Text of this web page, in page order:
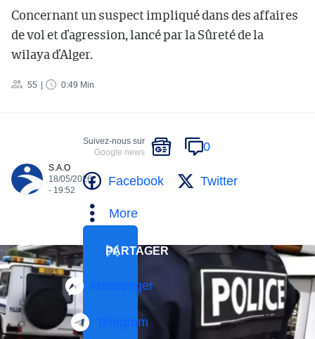
Concernant un suspect impliqué dans des affaires
de vol et d’agression, lancé par la Sûreté de la
wilaya d’Alger.
55 0:49 Min
S.A.O
18/05/2026
- 19:52
Suivez-nous sur
Google news
0
Facebook Twitter
More
PARTAGER
Messenger
Telegram